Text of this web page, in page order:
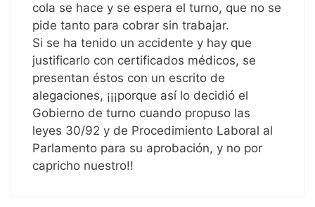
cola se hace y se espera el turno, que no se
pide tanto para cobrar sin trabajar.
Si se ha tenido un accidente y hay que
justificarlo con certificados médicos, se
presentan éstos con un escrito de
alegaciones, ¡¡¡porque así lo decidió el
Gobierno de turno cuando propuso las
leyes 30/92 y de Procedimiento Laboral al
Parlamento para su aprobación, y no por
capricho nuestro!!